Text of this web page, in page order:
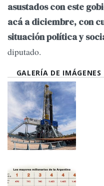
asustados con este
acá a diciembre, con
situación política y
diputado.
GALERÍA DE IMÁGENES